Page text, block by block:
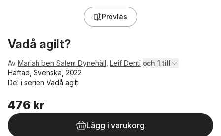
Provläs
Vadå agilt?
Av Mariah ben Salem Dynehäll Leif Denti och 1 till
Häftad, Svenska, 2022
Del i serien Vadå agilt
476 kr
Lägg i varukorg